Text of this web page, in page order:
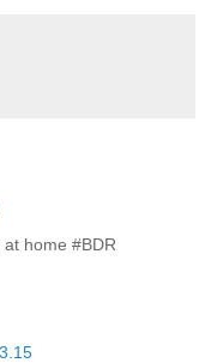
at home #BDR